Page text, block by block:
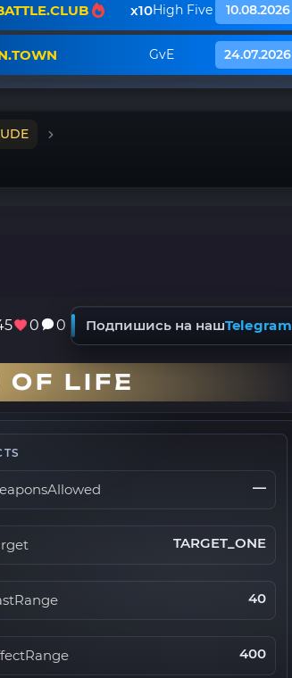
x10High Five 10.08.2026
GvE 24.07.2026
0 0 Подпишись на нашTelegram
LIFE
—
TARGET_ONE
40
400